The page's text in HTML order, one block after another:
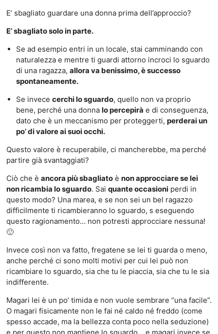
E’ sbagliato guardare una donna prima dell’approccio?
E’ sbagliato solo in parte.
Se ad esempio entri in un locale, stai camminando con
naturalezza e mentre ti guardi attorno incroci lo sguardo
di una ragazza, allora va benissimo, è successo
spontaneamente.
Se invece cerchi lo sguardo, quello non va proprio
bene, perché una donna lo percepirà e di conseguenza,
dato che è un meccanismo per proteggerti, perderai un
po’ di valore ai suoi occhi.
Questo valore è recuperabile, ci mancherebbe, ma perché
partire già svantaggiati?
Ciò che è ancora più sbagliatoè non approcciare se lei
non ricambia lo sguardo. Sai quante occasioniperdi in
questo modo? Una marea, e se non sei un bel ragazzo
difficilmente ti ricambieranno lo sguardo, s eseguendo
questo ragionamento… non potresti approcciare nessuna!
🙂
Invece così non va fatto, fregatene se lei ti guarda o meno,
anche perché ci sono molti motivi per cui lei può non
ricambiare lo sguardo, sia che tu le piaccia, sia che tu le sia
indifferente.
Magari lei è un po’ timida e non vuole sembrare “una facile”.
O magari fisicamente non le fai né caldo né freddo (come
spesso accade, ma la bellezza conta poco nella seduzione)